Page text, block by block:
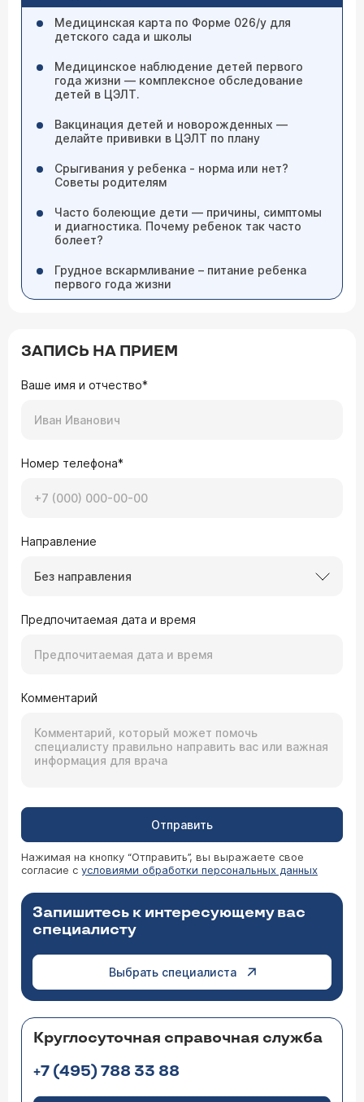
Медицинская карта по Форме 026/у для
детского сада и школы
Медицинское наблюдение детей первого
года жизни — комплексное обследование
детей в ЦЭЛТ.
Вакцинация детей и новорожденных —
делайте прививки в ЦЭЛТ по плану
Срыгивания у ребенка - норма или нет?
Советы родителям
Часто болеющие дети — причины, симптомы
и диагностика. Почему ребенок так часто
болеет?
Грудное вскармливание – питание ребенка
первого года жизни
ЗАПИСЬ НА ПРИЕМ
Ваше имя и отчество*
Номер телефона*
Направление
Без направления
Предпочитаемая дата и время
Комментарий
Отправить
Нажимая на кнопку “Отправить”, вы выражаете свое
согласие с условиями обработки персональных данных
Запишитесь к интересующему вас
специалисту
Выбрать специалиста
Круглосуточная справочная служба
+7 (495) 788 33 88